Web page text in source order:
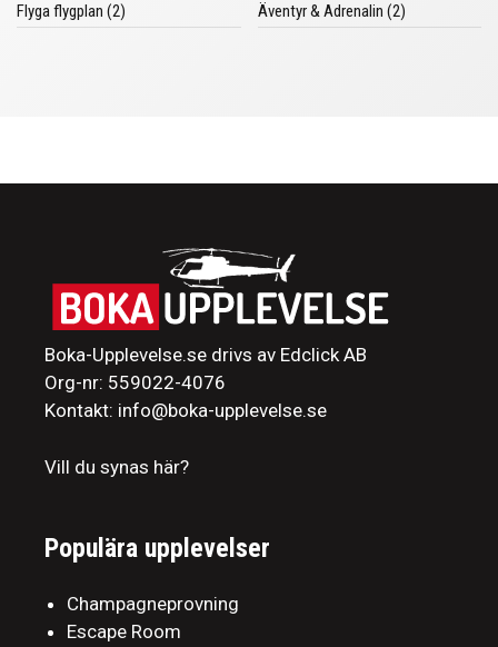
Flyga flygplan (2) Äventyr & Adrenalin (2)
Boka-Upplevelse.se drivs av Edclick AB
Org-nr: 559022-4076
Kontakt: info@boka-upplevelse.se
Vill du synas här?
Populära upplevelser
Champagneprovning
Escape Room